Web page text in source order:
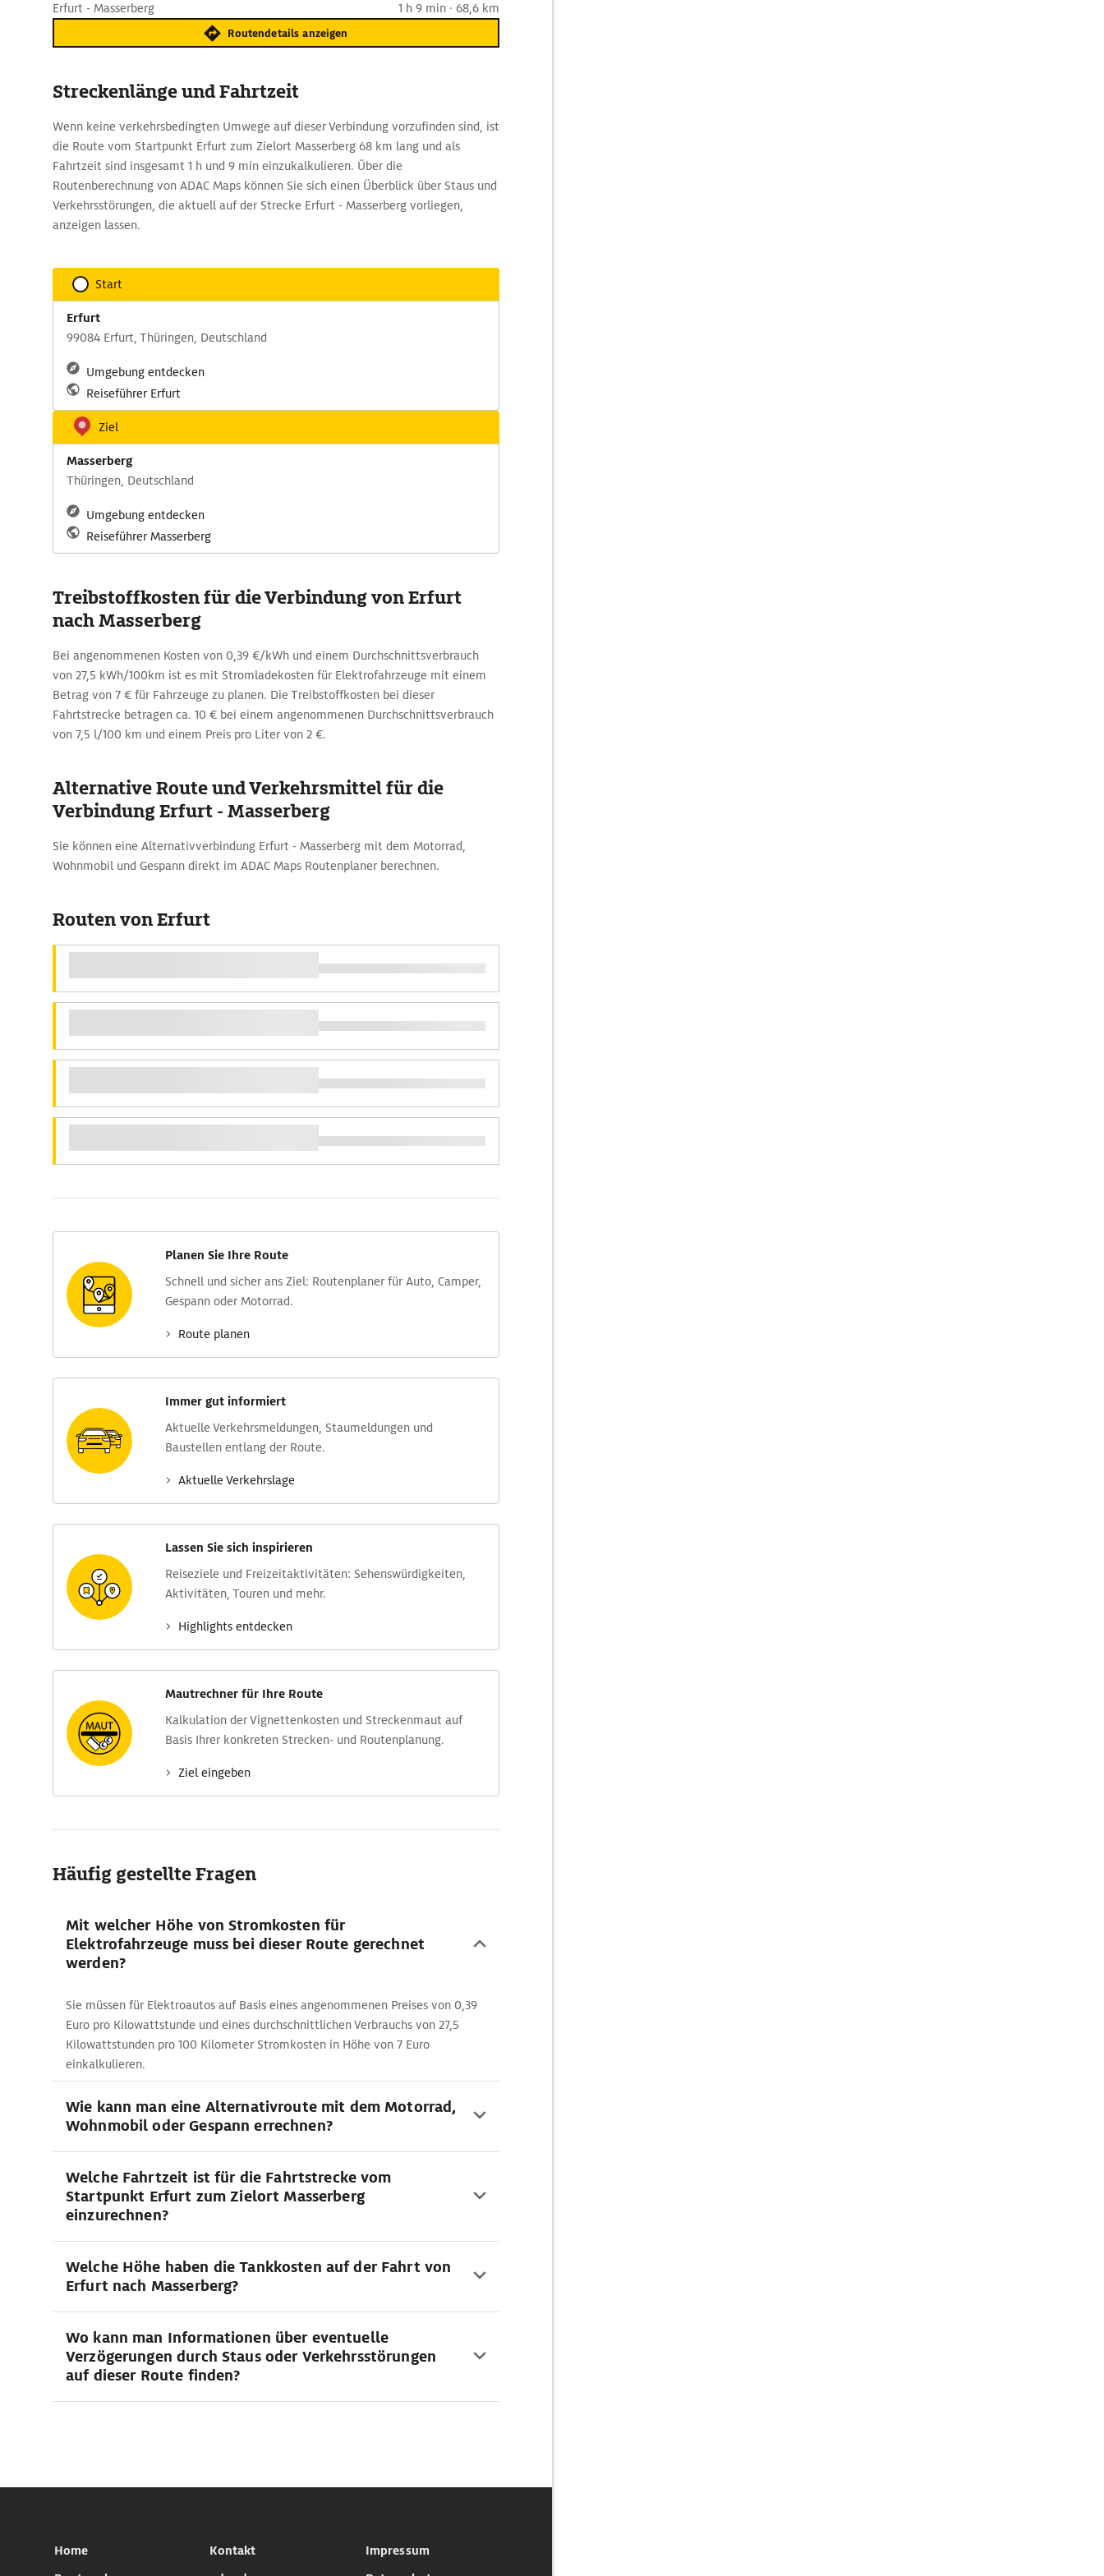
Erfurt - Masserberg 1 h 9 min · 68,6 km
Routendetails anzeigen
Streckenlänge und Fahrtzeit
Wenn keine verkehrsbedingten Umwege auf dieser Verbindung vorzufinden sind, ist
die Route vom Startpunkt Erfurt zum Zielort Masserberg 68 km lang und als
Fahrtzeit sind insgesamt 1 h und 9 min einzukalkulieren. Über die
Routenberechnung von ADAC Maps können Sie sich einen Überblick über Staus und
Verkehrsstörungen, die aktuell auf der Strecke Erfurt - Masserberg vorliegen,
anzeigen lassen.
Start
Erfurt
99084 Erfurt, Thüringen, Deutschland
Umgebung entdecken
Reiseführer Erfurt
Ziel
Masserberg
Thüringen, Deutschland
Umgebung entdecken
Reiseführer Masserberg
Treibstoffkosten für die Verbindung von Erfurt
nach Masserberg
Bei angenommenen Kosten von 0,39 €/kWh und einem Durchschnittsverbrauch
von 27,5 kWh/100km ist es mit Stromladekosten für Elektrofahrzeuge mit einem
Betrag von 7 € für Fahrzeuge zu planen. Die Treibstoffkosten bei dieser
Fahrtstrecke betragen ca. 10 € bei einem angenommenen Durchschnittsverbrauch
von 7,5 l/100 km und einem Preis pro Liter von 2 €.
Alternative Route und Verkehrsmittel für die
Verbindung Erfurt - Masserberg
Sie können eine Alternativverbindung Erfurt - Masserberg mit dem Motorrad,
Wohnmobil und Gespann direkt im ADAC Maps Routenplaner berechnen.
Routen von Erfurt
Planen Sie Ihre Route
Schnell und sicher ans Ziel: Routen­planer für Auto, Camper,
Gespann oder Motorrad.
Route planen
Immer gut informiert
Aktuelle Verkehrs­meldungen, Stau­meldungen und
Baustellen entlang der Route.
Aktuelle Verkehrs­lage
Lassen Sie sich inspirieren
Reise­ziele und Freizeit­aktivitäten: Sehens­würdig­keiten,
Aktivitäten, Touren und mehr.
Highlights entdecken
Mautrechner für Ihre Route
Kalkulation der Vignettenkosten und Streckenmaut auf
Basis Ihrer konkreten Strecken- und Routenplanung.
Ziel eingeben
Häufig gestellte Fragen
Mit welcher Höhe von Stromkosten für
Elektrofahrzeuge muss bei dieser Route gerechnet
werden?
Sie müssen für Elektroautos auf Basis eines angenommenen Preises von 0,39
Euro pro Kilowattstunde und eines durchschnittlichen Verbrauchs von 27,5
Kilowattstunden pro 100 Kilometer Stromkosten in Höhe von 7 Euro
einkalkulieren.
Wie kann man eine Alternativroute mit dem Motorrad,
Wohnmobil oder Gespann errechnen?
Welche Fahrtzeit ist für die Fahrtstrecke vom
Startpunkt Erfurt zum Zielort Masserberg
einzurechnen?
Welche Höhe haben die Tankkosten auf der Fahrt von
Erfurt nach Masserberg?
Wo kann man Informationen über eventuelle
Verzögerungen durch Staus oder Verkehrsstörungen
auf dieser Route finden?
Home
Kontakt
Impressum